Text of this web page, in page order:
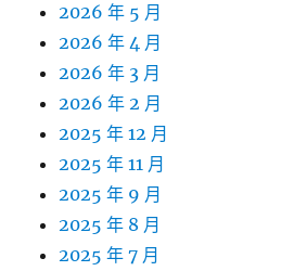
2026 年 5 月
2026 年 4 月
2026 年 3 月
2026 年 2 月
2025 年 12 月
2025 年 11 月
2025 年 9 月
2025 年 8 月
2025 年 7 月